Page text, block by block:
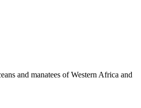
and manatees of Western Africa and